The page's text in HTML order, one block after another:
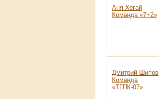
Аня Хегай
Команда «7+2»
Дмитрий Шипов
Команда
«ТГПК-07»